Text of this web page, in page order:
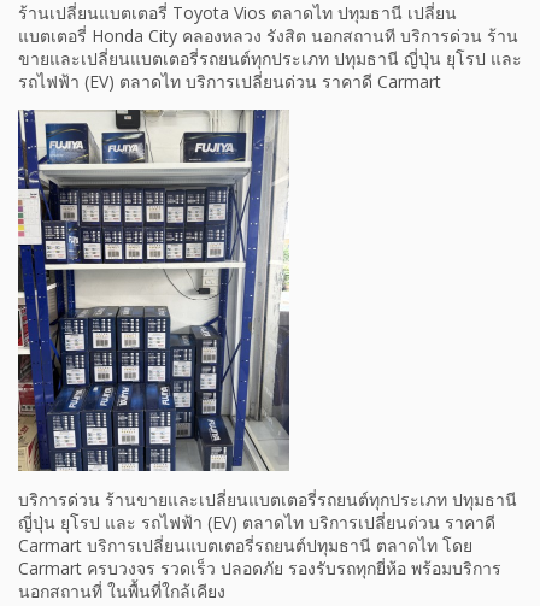
ร้านเปลี่ยนแบตเตอรี่ Toyota Vios ตลาดไท ปทุมธานี เปลี่ยน
แบตเตอรี่ Honda City คลองหลวง รังสิต นอกสถานที บริการด่วน ร้าน
ขายและเปลี่ยนแบตเตอรี่รถยนต์ทุกประเภท ปทุมธานี ญี่ปุ่น ยุโรป และ
รถไฟฟ้า (EV) ตลาดไท บริการเปลี่ยนด่วน ราคาดี Carmart
บริการด่วน ร้านขายและเปลี่ยนแบตเตอรี่รถยนต์ทุกประเภท ปทุมธานี
ญี่ปุ่น ยุโรป และ รถไฟฟ้า (EV) ตลาดไท บริการเปลี่ยนด่วน ราคาดี
Carmart บริการเปลี่ยนแบตเตอรี่รถยนต์ปทุมธานี ตลาดไท โดย
Carmart ครบวงจร รวดเร็ว ปลอดภัย รองรับรถทุกยี่ห้อ พร้อมบริการ
นอกสถานที่ ในพื้นที่ใกล้เคียง